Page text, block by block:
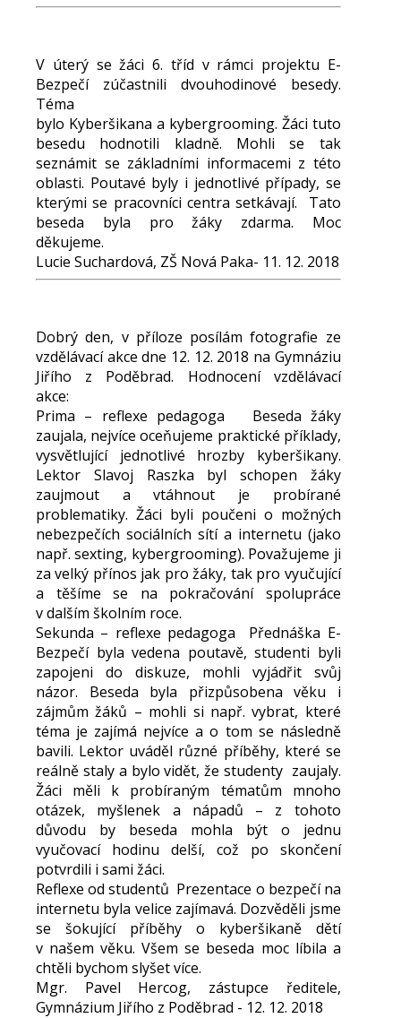
V úterý se žáci 6. tříd v rámci projektu E-
Bezpečí zúčastnili dvouhodinové besedy.
Téma
bylo Kyberšikana a kybergrooming. Žáci tuto
besedu hodnotili kladně. Mohli se tak
seznámit se základními informacemi z této
oblasti. Poutavé byly i jednotlivé případy, se
kterými se pracovníci centra setkávají. Tato
beseda byla pro žáky zdarma. Moc
děkujeme.
Lucie Suchardová, ZŠ Nová Paka- 11. 12. 2018
Dobrý den, v příloze posílám fotografie ze
vzdělávací akce dne 12. 12. 2018 na Gymnáziu
Jiřího z Poděbrad. Hodnocení vzdělávací
akce:
Prima – reflexe pedagoga Beseda žáky
zaujala, nejvíce oceňujeme praktické příklady,
vysvětlující jednotlivé hrozby kyberšikany.
Lektor Slavoj Raszka byl schopen žáky
zaujmout a vtáhnout je probírané
problematiky. Žáci byli poučeni o možných
nebezpečích sociálních sítí a internetu (jako
např. sexting, kybergrooming). Považujeme ji
za velký přínos jak pro žáky, tak pro vyučující
a těšíme se na pokračování spolupráce
v dalším školním roce.
Sekunda – reflexe pedagoga Přednáška E-
Bezpečí byla vedena poutavě, studenti byli
zapojeni do diskuze, mohli vyjádřit svůj
názor. Beseda byla přizpůsobena věku i
zájmům žáků – mohli si např. vybrat, které
téma je zajímá nejvíce a o tom se následně
bavili. Lektor uváděl různé příběhy, které se
reálně staly a bylo vidět, že studenty zaujaly.
Žáci měli k probíraným tématům mnoho
otázek, myšlenek a nápadů – z tohoto
důvodu by beseda mohla být o jednu
vyučovací hodinu delší, což po skončení
potvrdili i sami žáci.
Reflexe od studentů Prezentace o bezpečí na
internetu byla velice zajímavá. Dozvěděli jsme
se šokující příběhy o kyberšikaně dětí
v našem věku. Všem se beseda moc líbila a
chtěli bychom slyšet více.
Mgr. Pavel Hercog, zástupce ředitele,
Gymnázium Jiřího z Poděbrad - 12. 12. 2018